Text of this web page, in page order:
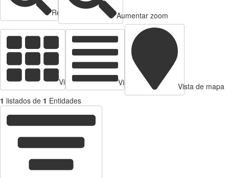
Reducir zoom Aumentar zoom
Vista de tarjetas Vista de Tabla
Vista de mapa
1 listados de 1 Entidades